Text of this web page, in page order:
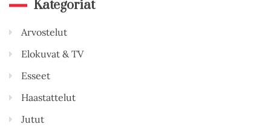
Kategoriat
Arvostelut
Elokuvat & TV
Esseet
Haastattelut
Jutut